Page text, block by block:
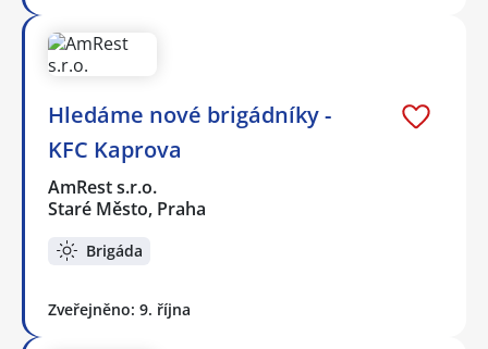
Hledáme nové brigádníky -
KFC Kaprova
AmRest s.r.o.
Staré Město, Praha
Brigáda
Zveřejněno: 9. října